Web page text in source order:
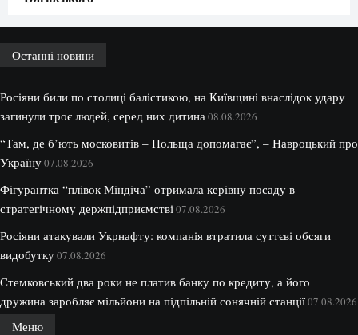
Останні новини
Росіяни били по столиці балістикою, на Київщині внаслідок удару
загинули троє людей, серед них дитина 08.08.2026
“Там, де б’ють московитів – Польща допомагає”, – Навроцький про
Україну07.08.2026
Фігурантка “плівок Міндіча” отримала керівну посаду в
стратегічному держпідприємстві 07.08.2026
Росіяни атакували Укрнафту: компанія втратила суттєві обсяги
видобутку07.08.2026
Стемковський два роки не платив банку по кредиту, а його
дружина заробляє мільйони на підпільній сонячній станції07.08.2026
Меню